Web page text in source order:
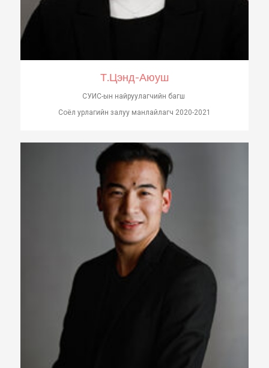
Т.Цэнд-Аюуш
СУИС-ын найруулагчийн багш
Соёл урлагийн залуу манлайлагч 2020-2021